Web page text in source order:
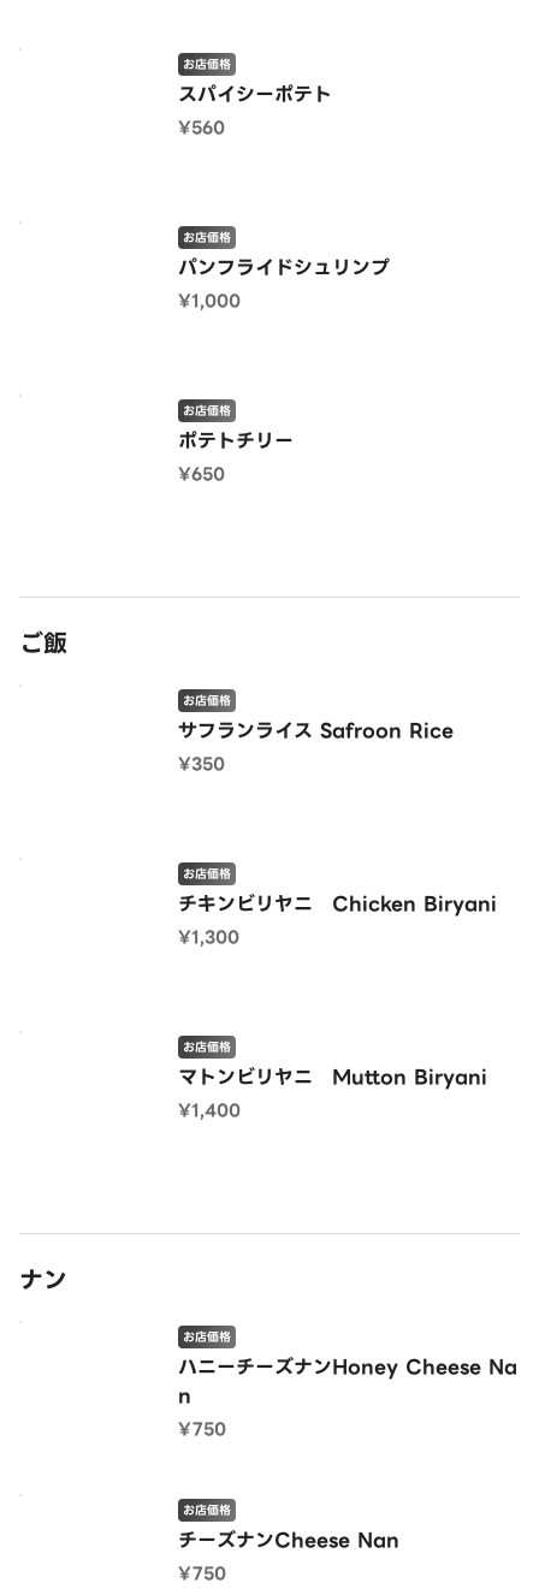
スパイシーポテト
お店価格
¥560
パンフライドシュリンプ
お店価格
¥1,000
ポテトチリー
お店価格
¥650
ご飯
サフランライス Safroon Rice
お店価格
¥350
チキンビリヤニ Chicken Biryani
お店価格
¥1,300
マトンビリヤニ Mutton Biryani
お店価格
¥1,400
ナン
ハニーチーズナンHoney Cheese Na
n
お店価格
¥750
チーズナンCheese Nan
お店価格
¥750